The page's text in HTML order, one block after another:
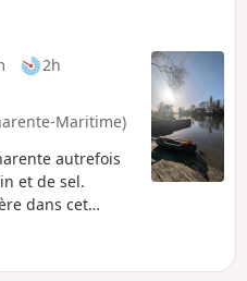
2h
Maritime)
autrefois
et de sel.
dans cet
Saint-Savinien.